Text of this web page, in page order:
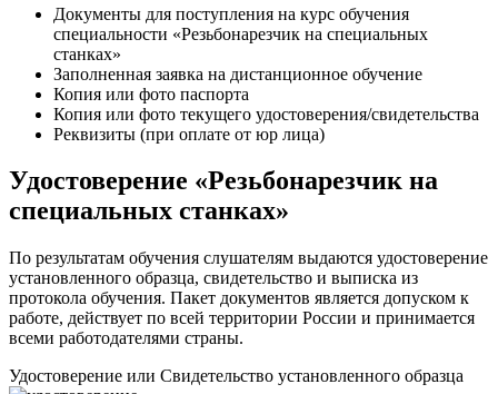
Документы для поступления на курс обучения
специальности «Резьбонарезчик на специальных
станках»
Заполненная заявка на дистанционное обучение
Копия или фото паспорта
Копия или фото текущего удостоверения/свидетельства
Реквизиты (при оплате от юр лица)
Удостоверение «Резьбонарезчик на
специальных станках»
По результатам обучения слушателям выдаются удостоверение
установленного образца, свидетельство и выписка из
протокола обучения. Пакет документов является допуском к
работе, действует по всей территории России и принимается
всеми работодателями страны.
Удостоверение или Свидетельство установленного образца